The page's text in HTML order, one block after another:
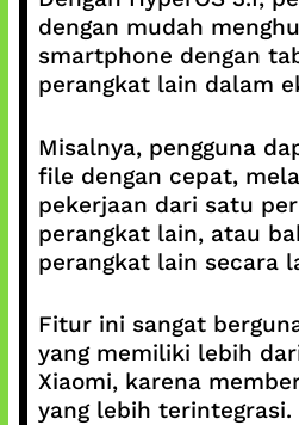
dengan mudah
smartphone dengan
perangkat lain dalam
Misalnya, pengguna
file dengan cepat,
pekerjaan dari satu
perangkat lain, atau
perangkat lain secara
Fitur ini sangat
yang memiliki lebih
Xiaomi, karena
yang lebih terintegrasi.